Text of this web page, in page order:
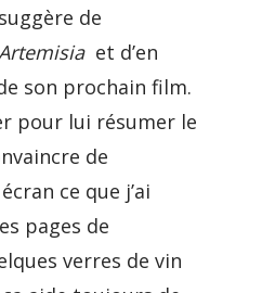
de
et d’en
son prochain film.
pour lui résumer le
de
ce que j’ai
pages de
verres de vin